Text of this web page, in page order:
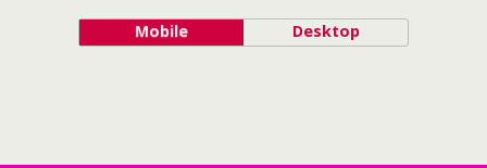
Mobile Desktop